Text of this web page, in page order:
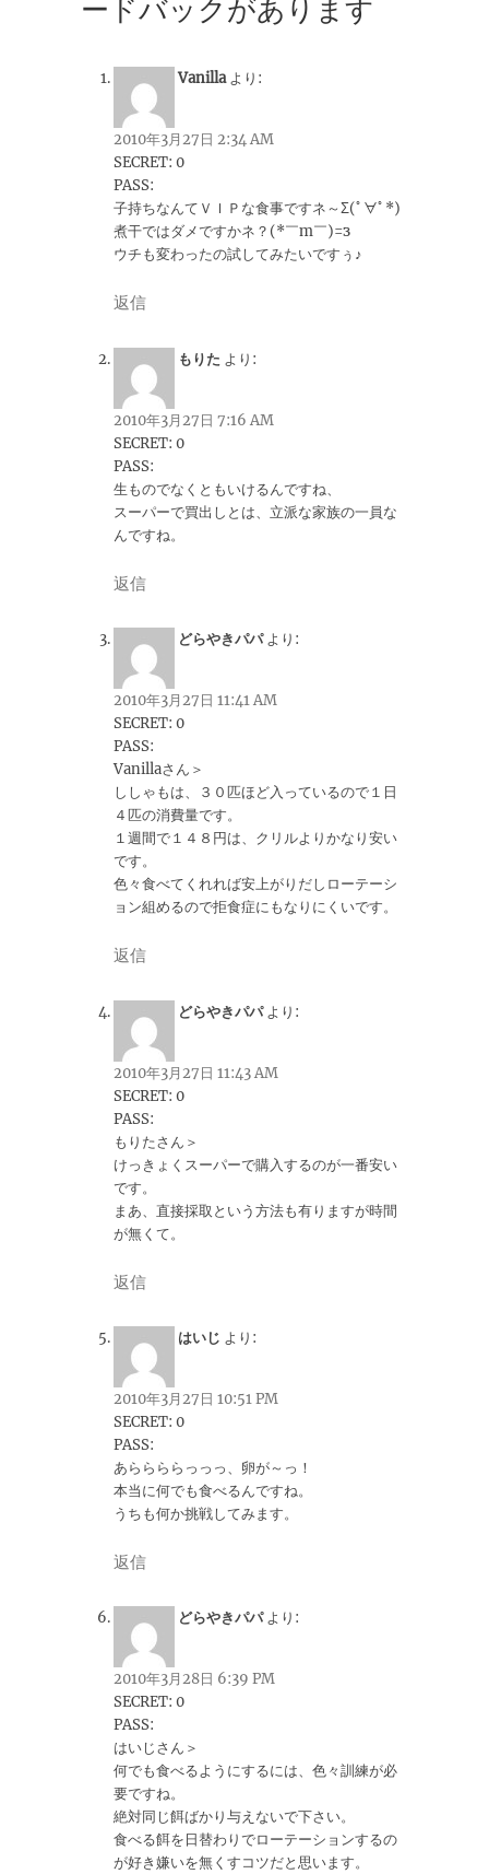
ードバックがあります
Vanilla より:
2010年3月27日 2:34 AM
SECRET: 0
PASS:
子持ちなんてＶＩＰな食事ですネ～Σ(ﾟ∀ﾟ*)
煮干ではダメですかネ？(*￣m￣)=з
ウチも変わったの試してみたいですぅ♪
返信
もりた より:
2010年3月27日 7:16 AM
SECRET: 0
PASS:
生ものでなくともいけるんですね、
スーパーで買出しとは、立派な家族の一員な
んですね。
返信
どらやきパパ より:
2010年3月27日 11:41 AM
SECRET: 0
PASS:
Vanillaさん＞
ししゃもは、３０匹ほど入っているので１日
４匹の消費量です。
１週間で１４８円は、クリルよりかなり安い
です。
色々食べてくれれば安上がりだしローテーシ
ョン組めるので拒食症にもなりにくいです。
返信
どらやきパパ より:
2010年3月27日 11:43 AM
SECRET: 0
PASS:
もりたさん＞
けっきょくスーパーで購入するのが一番安い
です。
まあ、直接採取という方法も有りますが時間
が無くて。
返信
はいじ より:
2010年3月27日 10:51 PM
SECRET: 0
PASS:
あららららっっっ、卵が～っ！
本当に何でも食べるんですね。
うちも何か挑戦してみます。
返信
どらやきパパ より:
2010年3月28日 6:39 PM
SECRET: 0
PASS:
はいじさん＞
何でも食べるようにするには、色々訓練が必
要ですね。
絶対同じ餌ばかり与えないで下さい。
食べる餌を日替わりでローテーションするの
が好き嫌いを無くすコツだと思います。